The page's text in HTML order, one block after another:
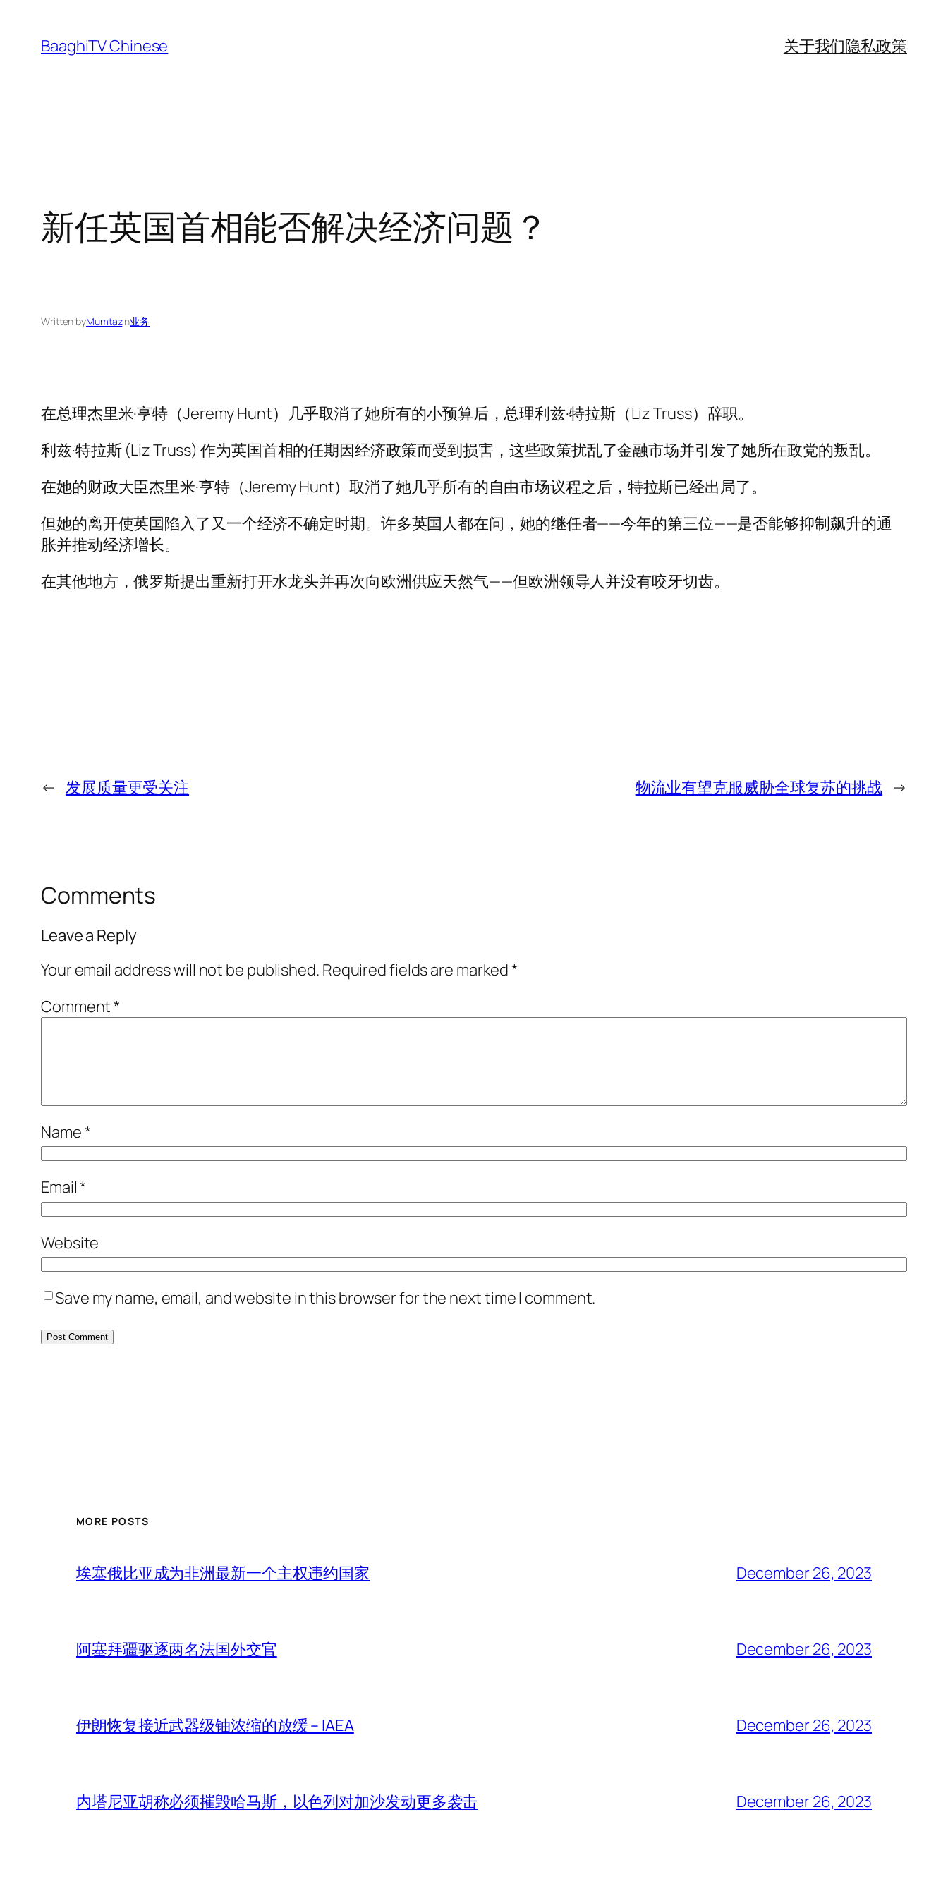
content
BaaghiTV Chinese 关于我们隐私政策
新任英国首相能否解决经济问题？
Written byMumtazin业务
在总理杰里米·亨特（Jeremy Hunt）几乎取消了她所有的小预算后，总理利兹·特拉斯（Liz Truss）辞职。
利兹·特拉斯 (Liz Truss) 作为英国首相的任期因经济政策而受到损害，这些政策扰乱了金融市场并引发了她所在政党的叛乱。
在她的财政大臣杰里米·亨特（Jeremy Hunt）取消了她几乎所有的自由市场议程之后，特拉斯已经出局了。
但她的离开使英国陷入了又一个经济不确定时期。许多英国人都在问，她的继任者——今年的第三位——是否能够抑制飙升的通
胀并推动经济增长。
在其他地方，俄罗斯提出重新打开水龙头并再次向欧洲供应天然气——但欧洲领导人并没有咬牙切齿。
← 发展质量更受关注 物流业有望克服威胁全球复苏的挑战 →
Comments
Leave a Reply
Your email address will not be published. Required fields are marked*
Comment*
Name*
Email*
Website
Save my name, email, and website in this browser for the next time I comment.
MORE POSTS
埃塞俄比亚成为非洲最新一个主权违约国家 December 26, 2023
阿塞拜疆驱逐两名法国外交官 December 26, 2023
伊朗恢复接近武器级铀浓缩的放缓 – IAEA December 26, 2023
内塔尼亚胡称必须摧毁哈马斯，以色列对加沙发动更多袭击 December 26, 2023